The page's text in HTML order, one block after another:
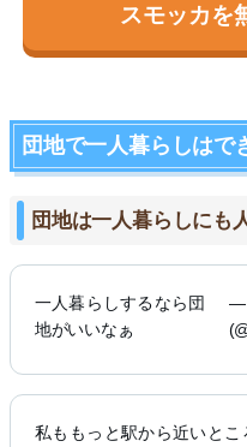
スモッカを
団地で一人暮らしはで
団地は一人暮らしにも
一人暮らしするなら団
地がいいなぁ
私ももっと駅から近いとこ